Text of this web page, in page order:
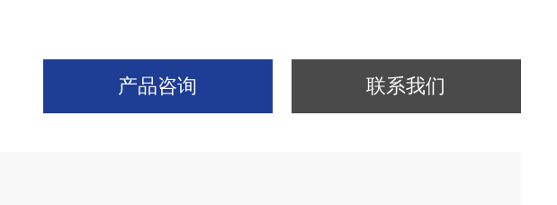
产品咨询 联系我们